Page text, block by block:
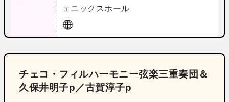
ェニックスホール
チェコ・フィルハーモニー弦楽三重奏団＆
久保井明子p／古賀淳子p